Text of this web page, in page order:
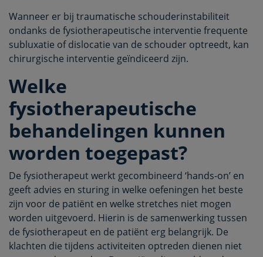
Wanneer er bij traumatische schouderinstabiliteit
ondanks de fysiotherapeutische interventie frequente
subluxatie of dislocatie van de schouder optreedt, kan
chirurgische interventie geïndiceerd zijn.
Welke
fysiotherapeutische
behandelingen kunnen
worden toegepast?
De fysiotherapeut werkt gecombineerd ‘hands-on’ en
geeft advies en sturing in welke oefeningen het beste
zijn voor de patiënt en welke stretches niet mogen
worden uitgevoerd. Hierin is de samenwerking tussen
de fysiotherapeut en de patiënt erg belangrijk. De
klachten die tijdens activiteiten optreden dienen niet